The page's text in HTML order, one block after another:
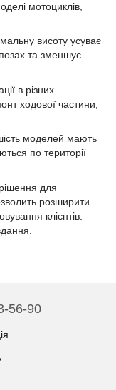
мотоциклів,
висоту усуває
та зменшує
в різних
ходової частини,
моделей мають
по території
для
розширити
клієнтів.
56-90